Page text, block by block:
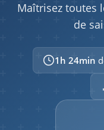
Maîtrisez toutes
de
1h 24min
Travail en série
Indicateurs
01:25
Présentation